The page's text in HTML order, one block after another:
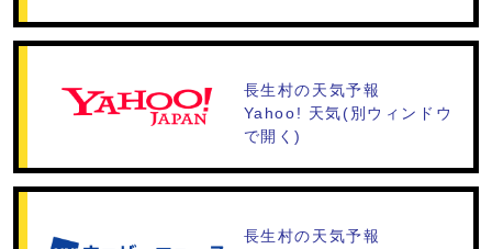
長生村の天気予報
Yahoo! 天気(別ウィンドウ
で開く)
長生村の天気予報